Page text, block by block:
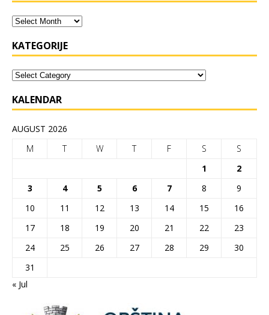
KATEGORIJE
KALENDAR
AUGUST 2026
M
T W T F S
S
1
2
3
4 5 6 7 8
9
10
11 12 13 14 15
16
17
18 19 20 21 22
23
24
25 26 27 28 29
30
31
« Jul